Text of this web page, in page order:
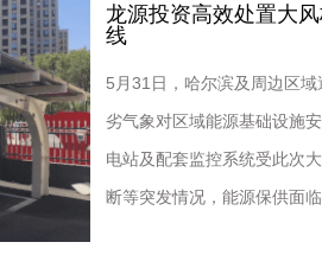
龙源投资高效处置大
线
5月31日，哈尔滨及周边区
劣气象对区域能源基础设施
电站及配套监控系统受此次
断等突发情况，能源保供面